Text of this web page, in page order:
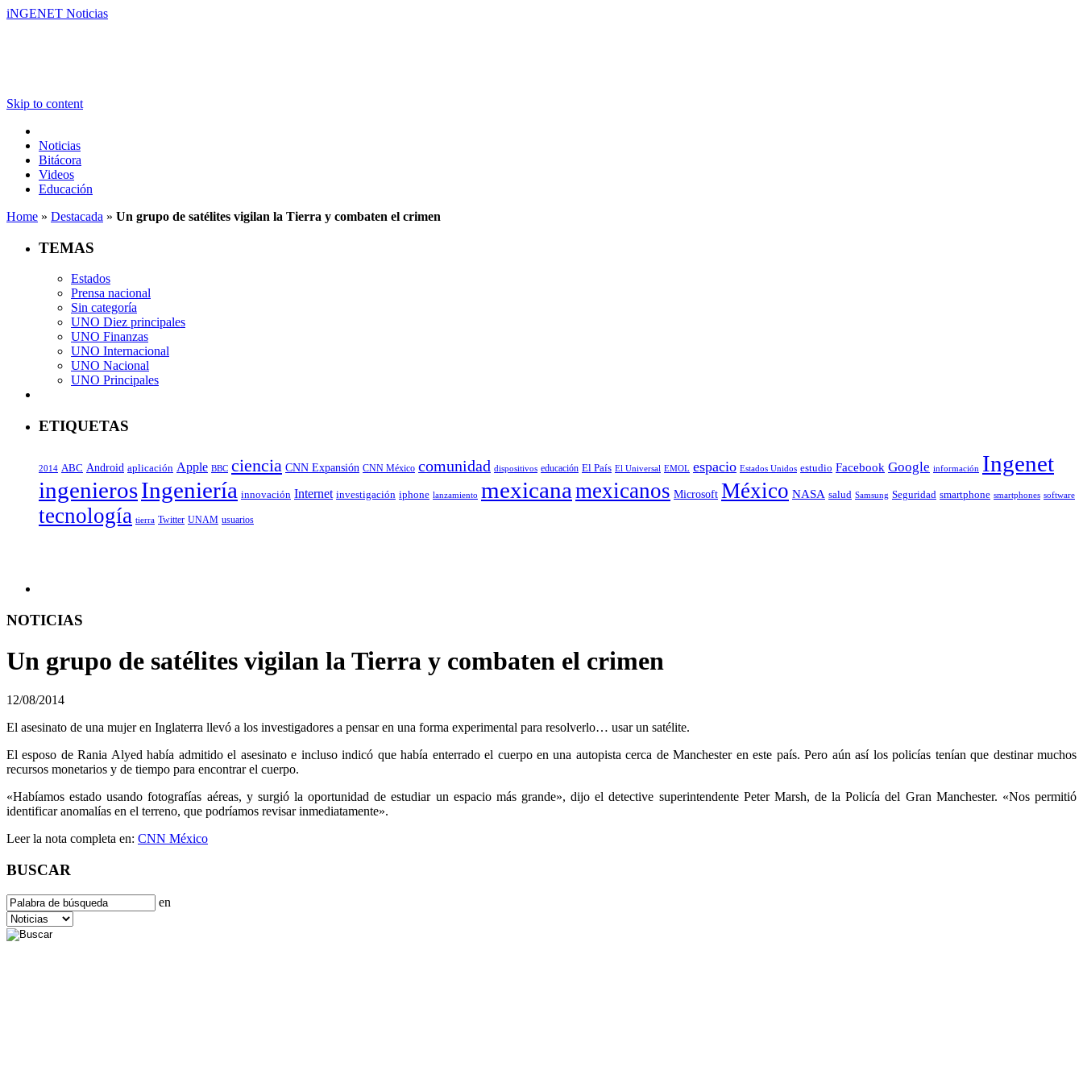
iNGENET Noticias
Skip to content
Noticias
Bitácora
Videos
Educación
Home » Destacada » Un grupo de satélites vigilan la Tierra y combaten el crimen
TEMAS
Estados
Prensa nacional
Sin categoría
UNO Diez principales
UNO Finanzas
UNO Internacional
UNO Nacional
UNO Principales
ETIQUETAS
2014 ABC Android aplicación Apple BBC ciencia CNN Expansión CNN México comunidad dispositivos educación El País El Universal EMOL espacio Estados Unidos estudio Facebook Google información Ingenet
ingenierosIngeniería innovación Internet investigación iphone lanzamiento mexicana mexicanos Microsoft México NASA salud Samsung Seguridad smartphone smartphones software
tecnología tierra Twitter UNAM usuarios
NOTICIAS
Un grupo de satélites vigilan la Tierra y combaten el crimen
12/08/2014
El asesinato de una mujer en Inglaterra llevó a los investigadores a pensar en una forma experimental para resolverlo… usar un satélite.
El esposo de Rania Alyed había admitido el asesinato e incluso indicó que había enterrado el cuerpo en una autopista cerca de Manchester en este país. Pero aún así los policías tenían que destinar muchos
recursos monetarios y de tiempo para encontrar el cuerpo.
«Habíamos estado usando fotografías aéreas, y surgió la oportunidad de estudiar un espacio más grande», dijo el detective superintendente Peter Marsh, de la Policía del Gran Manchester. «Nos permitió
identificar anomalías en el terreno, que podríamos revisar inmediatamente».
Leer la nota completa en: CNN México
BUSCAR
en